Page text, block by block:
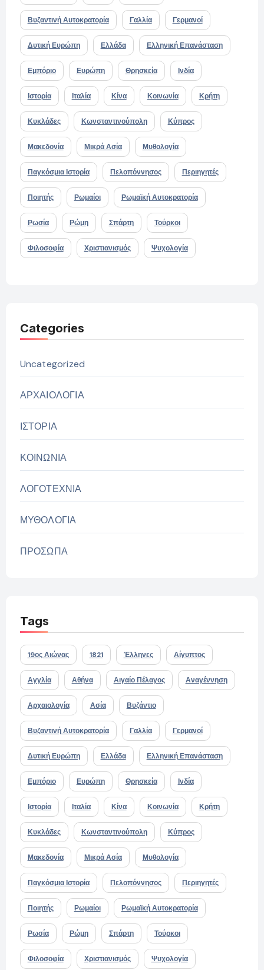
Βυζαντινή Αυτοκρατορία Γαλλία Γερμανοί
Δυτική Ευρώπη Ελλάδα Ελληνική Επανάσταση
Εμπόριο Ευρώπη Θρησκεία Ινδία
Ιστορία Ιταλία Κίνα Κοινωνία Κρήτη
Κυκλάδες Κωνσταντινούπολη Κύπρος
Μακεδονία Μικρά Ασία Μυθολογία
Παγκόσμια Ιστορία Πελοπόννησος Περιηγητές
Ποιητής Ρωμαίοι Ρωμαϊκή Αυτοκρατορία
Ρωσία Ρώμη Σπάρτη Τούρκοι
Φιλοσοφία Χριστιανισμός Ψυχολογία
Categories
Uncategorized
ΑΡΧΑΙΟΛΟΓΙΑ
ΙΣΤΟΡΙΑ
ΚΟΙΝΩΝΙΑ
ΛΟΓΟΤΕΧΝΙΑ
ΜΥΘΟΛΟΓΙΑ
ΠΡΟΣΩΠΑ
Tags
19ος Αιώνας 1821 Έλληνες Αίγυπτος
Αγγλία Αθήνα Αιγαίο Πέλαγος Αναγέννηση
Αρχαιολογία Ασία Βυζάντιο
Βυζαντινή Αυτοκρατορία Γαλλία Γερμανοί
Δυτική Ευρώπη Ελλάδα Ελληνική Επανάσταση
Εμπόριο Ευρώπη Θρησκεία Ινδία
Ιστορία Ιταλία Κίνα Κοινωνία Κρήτη
Κυκλάδες Κωνσταντινούπολη Κύπρος
Μακεδονία Μικρά Ασία Μυθολογία
Παγκόσμια Ιστορία Πελοπόννησος Περιηγητές
Ποιητής Ρωμαίοι Ρωμαϊκή Αυτοκρατορία
Ρωσία Ρώμη Σπάρτη Τούρκοι
Φιλοσοφία Χριστιανισμός Ψυχολογία